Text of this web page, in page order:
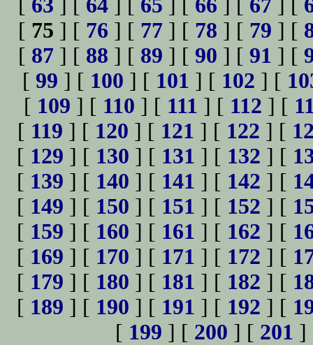
[ 63 ] [ 64 ] [ 65 ] [ 66 ] [ 67 ] [
[ 75 ] [ 76 ] [ 77 ] [ 78 ] [ 79 ] [
[ 87 ] [ 88 ] [ 89 ] [ 90 ] [ 91 ] [
[ 99 ] [ 100 ] [ 101 ] [ 102 ] [
[ 109 ] [ 110 ] [ 111 ] [ 112 ] [
[ 119 ] [ 120 ] [ 121 ] [ 122 ] [
[ 129 ] [ 130 ] [ 131 ] [ 132 ] [
[ 139 ] [ 140 ] [ 141 ] [ 142 ] [
[ 149 ] [ 150 ] [ 151 ] [ 152 ] [
[ 159 ] [ 160 ] [ 161 ] [ 162 ] [
[ 169 ] [ 170 ] [ 171 ] [ 172 ] [
[ 179 ] [ 180 ] [ 181 ] [ 182 ] [
[ 189 ] [ 190 ] [ 191 ] [ 192 ] [
[ 199 ] [ 200 ] [ 201 ]